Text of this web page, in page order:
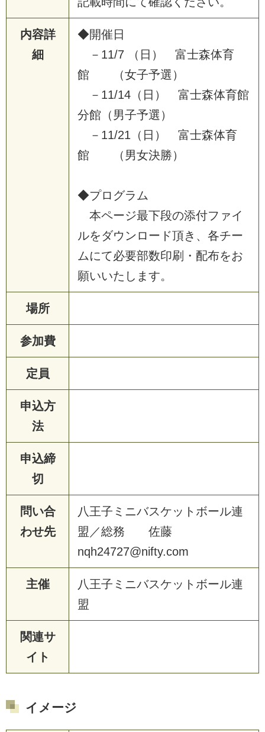
内容詳
細
◆開催 日
－ 11/7 （ 日 ） 富士森体育
館
（女子予選 ）
－ 11/14 （ 日 ） 富士森体育館
分館 （ 男子予選 ）
－ 11/21 （ 日 ） 富士森体育
館
（ 男女決勝）
◆プロ グラ ム
本ページ最下段の添付フ ァイ
ルをダウ ンロー ド頂き 、 各チー
ムにて必要部数印刷 ・ 配布をお
願いいた し ま す。
場所
参加費
定員
申込方
法
申込締
切
問い合
わせ先
八王子 ミ ニバスケッ ト ボール連
盟 ／総務 佐藤
nqh24727@nifty.com
主催 八王子 ミ ニバスケッ ト ボール連
盟
関連サ
イト
イメージ